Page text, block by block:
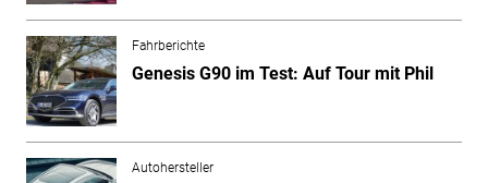
Fahrberichte
Genesis G90 im Test: Auf Tour mit Phil
Autohersteller